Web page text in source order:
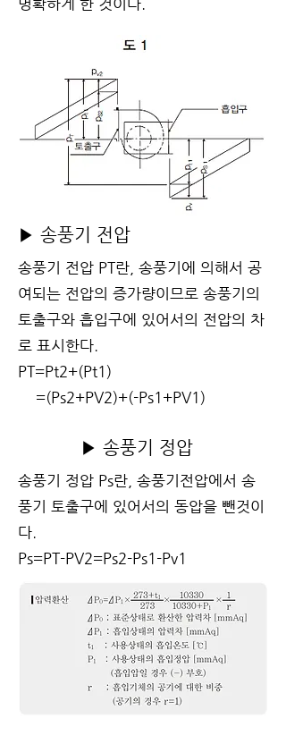
명확하게 한 것이다.
▶ 송풍기 전압
송풍기 전압 PT란, 송풍기에 의해서 공
여되는 전압의 증가량이므로 송풍기의
토출구와 흡입구에 있어서의 전압의 차
로 표시한다.
PT=Pt2+(Pt1)
=(Ps2+PV2)+(-Ps1+PV1)
▶ 송풍기 정압
송풍기 정압 Ps란, 송풍기전압에서 송
풍기 토출구에 있어서의 동압을 뺀것이
다.
Ps=PT-PV2=Ps2-Ps1-Pv1